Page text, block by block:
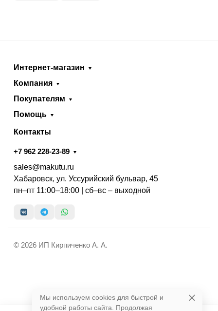
Интернет-магазин
Компания
Покупателям
Помощь
Контакты
+7 962 228-23-89
sales@makutu.ru
Хабаровск, ул. Уссурийский бульвар, 45
пн–пт 11:00–18:00 | сб–вс – выходной
© 2026 ИП Кирпиченко А. А.
Мы используем cookies для быстрой и
удобной работы сайта. Продолжая